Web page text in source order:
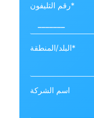
رقم التليفون*
البلد/المنطقة*
اسم الشركة